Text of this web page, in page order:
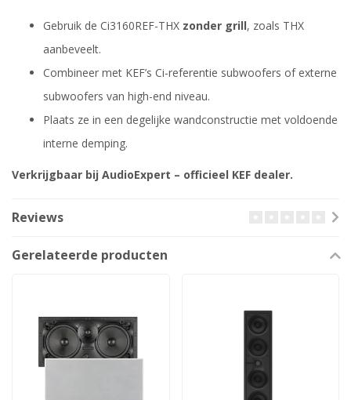
Gebruik de Ci3160REF-THX zonder grill, zoals THX
aanbeveelt.
Combineer met KEF’s Ci-referentie subwoofers of externe
subwoofers van high-end niveau.
Plaats ze in een degelijke wandconstructie met voldoende
interne demping.
Verkrijgbaar bij AudioExpert – officieel KEF dealer.
Reviews
Gerelateerde producten